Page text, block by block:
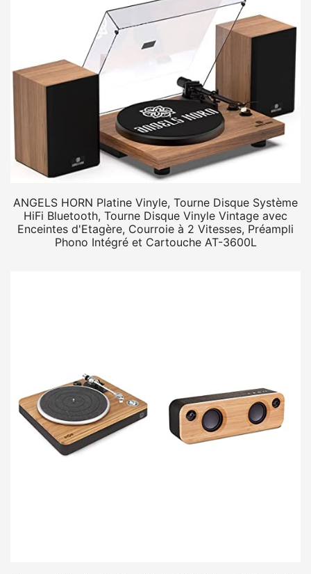
ANGELS HORN Platine Vinyle, Tourne Disque Système
HiFi Bluetooth, Tourne Disque Vinyle Vintage avec
Enceintes d'Etagère, Courroie à 2 Vitesses, Préampli
Phono Intégré et Cartouche AT-3600L